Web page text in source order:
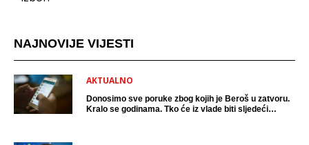
NAJNOVIJE VIJESTI
AKTUALNO
Donosimo sve poruke zbog kojih je Beroš u zatvoru.
Kralo se godinama. Tko će iz vlade biti sljedeći